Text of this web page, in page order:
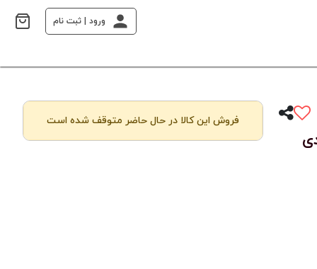
ورود | ثبت نام
فروش این کالا در حال حاضر متوقف شده است